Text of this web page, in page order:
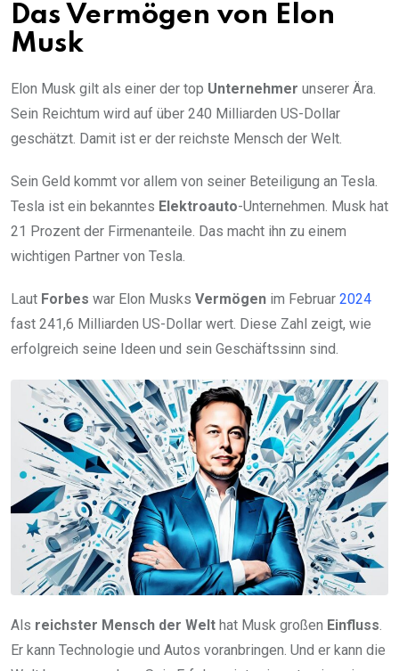
Das Vermögen von Elon
Musk
Elon Musk gilt als einer der top Unternehmer unserer Ära.
Sein Reichtum wird auf über 240 Milliarden US-Dollar
geschätzt. Damit ist er der reichste Mensch der Welt.
Sein Geld kommt vor allem von seiner Beteiligung an Tesla.
Tesla ist ein bekanntes Elektroauto-Unternehmen. Musk hat
21 Prozent der Firmenanteile. Das macht ihn zu einem
wichtigen Partner von Tesla.
Laut Forbes war Elon Musks Vermögen im Februar 2024
fast 241,6 Milliarden US-Dollar wert. Diese Zahl zeigt, wie
erfolgreich seine Ideen und sein Geschäftssinn sind.
Als reichster Mensch der Welt hat Musk großen Einfluss.
Er kann Technologie und Autos voranbringen. Und er kann die